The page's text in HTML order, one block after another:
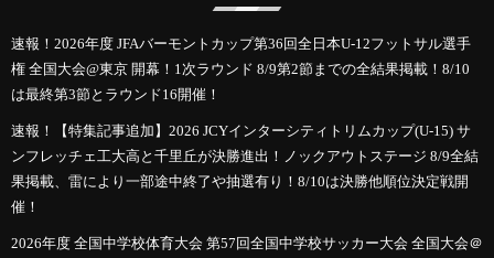
速報！2026年度 JFAバーモントカップ第36回全日本U-12フットサル選手
権 全国大会@東京 開幕！1次ラウンド 8/9第2節までの全結果掲載！8/10
は最終第3節とラウンド16開催！
速報！【特集記事追加】2026 JCYインターシティトリムカップ(U-15) サ
ンフレッチェ工大高と千里丘が決勝進出！ノックアウトステージ 8/9全結
果掲載、雷により一部途中終了や抽選有り！8/10は決勝他順位決定戦開
催！
2026年度 全国中学校体育大会 第57回全国中学校サッカー大会 全国大会＠